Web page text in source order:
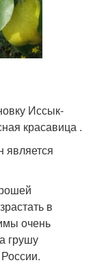
Иссык-
красавица .
является
в
очень
грушу